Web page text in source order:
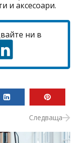
и аксесоари.
ни в
Следваща